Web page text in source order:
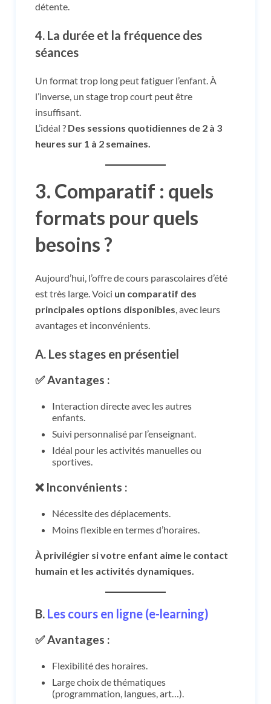
détente.
4. La durée et la fréquence des
séances
Un format trop long peut fatiguer l’enfant. À
l’inverse, un stage trop court peut être
insuffisant.
L’idéal ? Des sessions quotidiennes de 2 à 3
heures sur 1 à 2 semaines.
3. Comparatif : quels
formats pour quels
besoins ?
Aujourd’hui, l’offre de cours parascolaires d’été
est très large. Voici un comparatif des
principales options disponibles, avec leurs
avantages et inconvénients.
A. Les stages en présentiel
✅ Avantages :
Interaction directe avec les autres
enfants.
Suivi personnalisé par l’enseignant.
Idéal pour les activités manuelles ou
sportives.
❌ Inconvénients :
Nécessite des déplacements.
Moins flexible en termes d’horaires.
À privilégier si votre enfant aime le contact
humain et les activités dynamiques.
B. Les cours en ligne (e-learning)
✅ Avantages :
Flexibilité des horaires.
Large choix de thématiques
(programmation, langues, art…).